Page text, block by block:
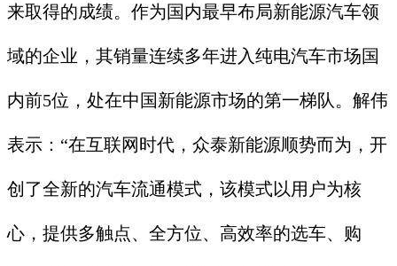
来取得的成绩。作为国内最早布局新能源汽车领
域的企业，其销量连续多年进入纯电汽车市场国
内前5位，处在中国新能源市场的第一梯队。解伟
表示：“在互联网时代，众泰新能源顺势而为，开
创了全新的汽车流通模式，该模式以用户为核
心，提供多触点、全方位、高效率的选车、购